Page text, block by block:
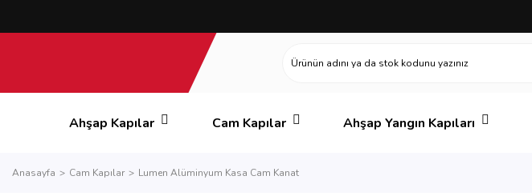
Ahşap Kapılar Cam Kapılar Ahşap Yangın Kapıları
Anasayfa Cam Kapılar Lumen Alüminyum Kasa Cam Kanat